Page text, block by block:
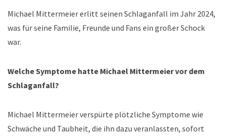
Michael Mittermeier erlitt seinen Schlaganfall im Jahr 2024,
was für seine Familie, Freunde und Fans ein großer Schock
war.
Welche Symptome hatte Michael Mittermeier vor dem
Schlaganfall?
Michael Mittermeier verspürte plötzliche Symptome wie
Schwäche und Taubheit, die ihn dazu veranlassten, sofort